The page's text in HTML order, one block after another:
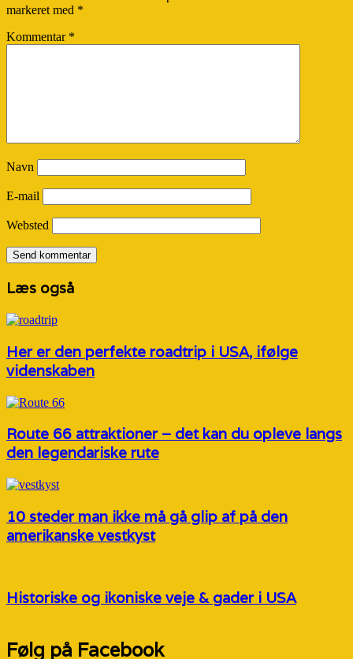
markeret med *
Kommentar *
Navn
E-mail
Websted
Læs også
Her er den perfekte roadtrip i USA, ifølge
videnskaben
Route 66 attraktioner – det kan du opleve langs
den legendariske rute
10 steder man ikke må gå glip af på den
amerikanske vestkyst
Historiske og ikoniske veje & gader i USA
Følg på Facebook